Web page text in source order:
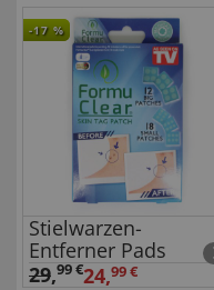
-17 %
Stielwarzen-
Entferner Pads
29,99 €24,99 €